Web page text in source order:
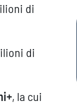
di
di
, la cui